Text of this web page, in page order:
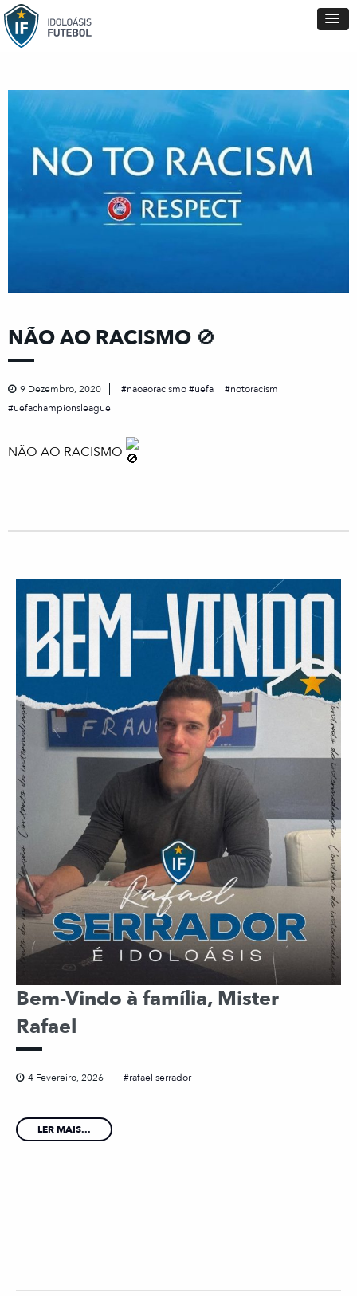
NÃO AO RACISMO 🚫
9 Dezembro, 2020 naoaoracismo #uefa
notoracism
uefachampionsleague
NÃO AO RACISMO
Bem-Vindo à família, Mister
Rafael
4 Fevereiro, 2026 rafael serrador
LER MAIS...